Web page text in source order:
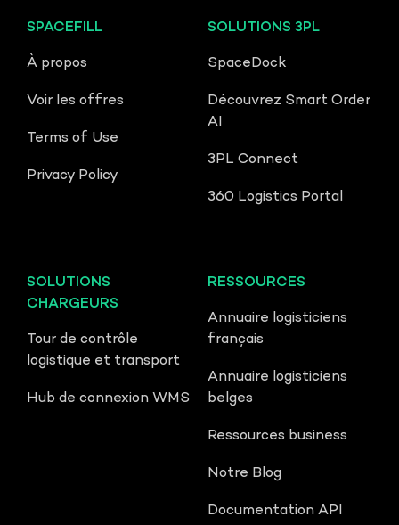
SPACEFILL
À propos
Voir les offres
Terms of Use
Privacy Policy
SOLUTIONS 3PL
SpaceDock
Découvrez Smart Order
AI
3PL Connect
360 Logistics Portal
SOLUTIONS
CHARGEURS
Tour de contrôle
logistique et transport
Hub de connexion WMS
RESSOURCES
Annuaire logisticiens
français
Annuaire logisticiens
belges
Ressources business
Notre Blog
Documentation API